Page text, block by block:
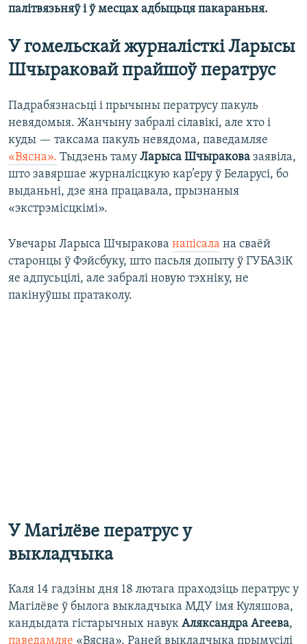
палітвязьняў і ў месцах адбыцьця пакараньня.
У гомельскай журналісткі Ларысы
Шчыраковай прайшоў ператрус
Падрабязнасьці і прычыны ператрусу пакуль
невядомыя. Жанчыну забралі сілавікі, але хто і
куды — таксама пакуль невядома, паведамляе
«Вясна». Тыдзень таму Ларыса Шчыракова заявіла,
што завяршае журналісцкую кар’еру ў Беларусі, бо
выданьні, дзе яна працавала, прызнаныя
«экстрэмісцкімі».
Увечары Ларыса Шчыракова напісала на сваёй
старонцы ў Фэйсбуку, што пасьля допыту ў ГУБАЗіК
яе адпусьцілі, але забралі новую тэхніку, не
пакінуўшы пратаколу.
У Магілёве ператрус у
выкладчыка
Каля 14 гадзіны дня 18 лютага праходзіць ператрус у
Магілёве ў былога выкладчыка МДУ імя Куляшова,
кандыдата гістарычных навук Аляксандра Агеева,
паведамляе «Вясна». Раней выкладчыка прымусілі